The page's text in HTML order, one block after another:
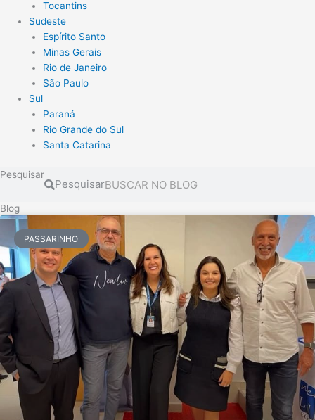
Tocantins
Sudeste
Espírito Santo
Minas Gerais
Rio de Janeiro
São Paulo
Sul
Paraná
Rio Grande do Sul
Santa Catarina
Pesquisar
Pesquisar
Blog
PASSARINHO